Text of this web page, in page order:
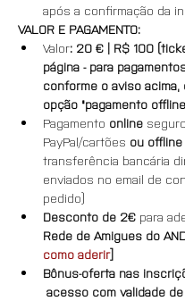
após a confirmação da
VALOR E PAGAMENTO:
Valor: 20 € | R$ 100
página - para
conforme o aviso acima,
opção "pagamento
Pagamento online
PayPal/cartões ou offline
transferência bancária
enviados no email de
pedido)
Desconto de 2€ para
Rede de Amigues do
como aderir]
Bônus-oferta nas
acesso com validade